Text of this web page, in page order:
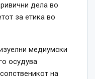
дела во
за етика во
медиумски
осудува
на